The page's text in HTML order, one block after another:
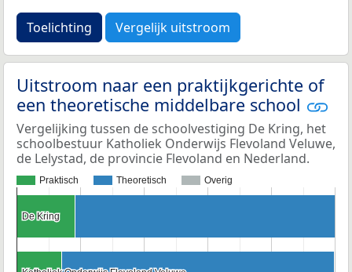
Toelichting Vergelijk uitstroom
Uitstroom naar een praktijkgerichte of
een theoretische middelbare school
Vergelijking tussen de schoolvestiging De Kring, het
schoolbestuur Katholiek Onderwijs Flevoland Veluwe,
de Lelystad, de provincie Flevoland en Nederland.
Praktisch Theoretisch Overig
De Kring
De Kring